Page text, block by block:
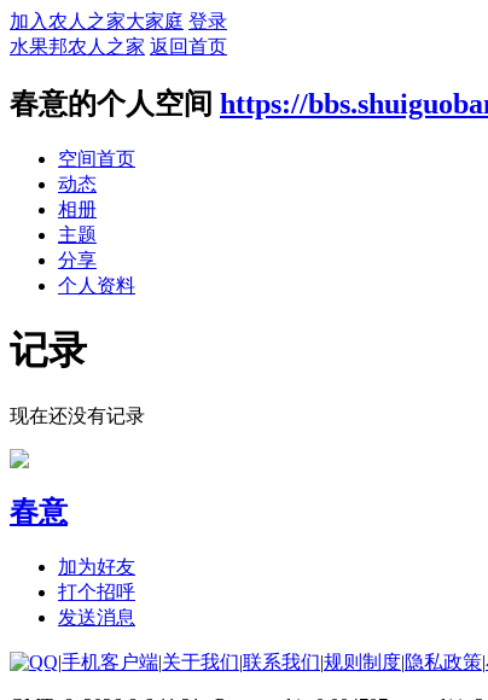
加入农人之家大家庭 登录
水果邦农人之家 返回首页
春意的个人空间 https://
空间首页
动态
相册
主题
分享
个人资料
记录
现在还没有记录
春意
加为好友
打个招呼
发送消息
|手机客户端|关于我们|联系我们|规则制度|隐私政策|